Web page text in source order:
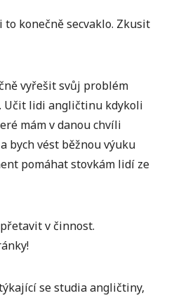
konečně secvaklo. Zkusit
vyřešit svůj problém
Učit lidi angličtinu kdykoli
mám v danou chvíli
bych vést běžnou výuku
pomáhat stovkám lidí ze
v činnost.
se studia angličtiny,